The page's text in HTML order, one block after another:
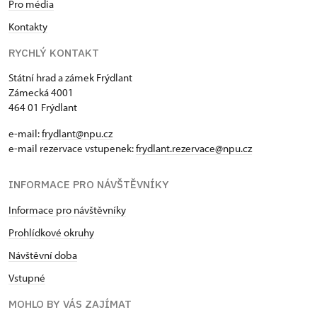
Pro média
Kontakty
RYCHLÝ KONTAKT
Státní hrad a zámek Frýdlant
Zámecká 4001
464 01 Frýdlant
e-mail:frydlant@npu.cz
e-mail rezervace vstupenek:frydlant.rezervace@npu.cz
INFORMACE PRO NÁVŠTĚVNÍKY
Informace pro návštěvníky
Prohlídkové okruhy
Návštěvní doba
Vstupné
MOHLO BY VÁS ZAJÍMAT